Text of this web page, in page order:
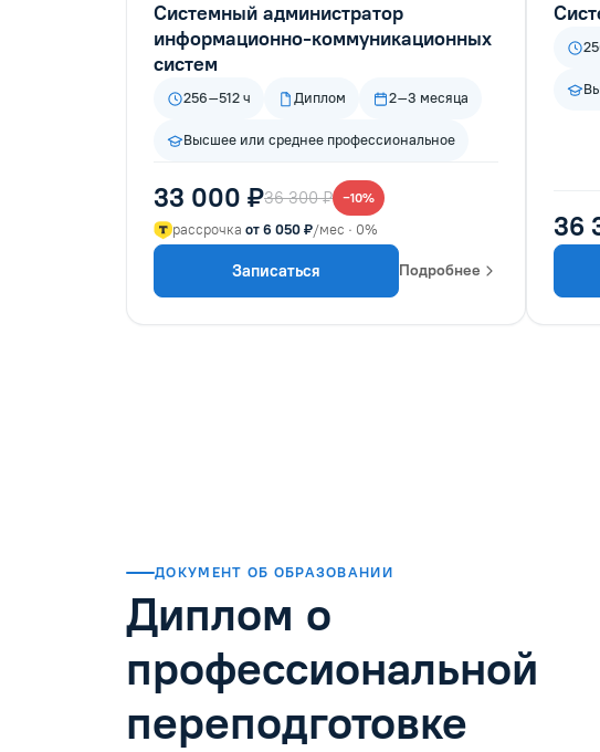
Системный администратор
информационно-коммуникационных
систем
256–512 ч Диплом 2–3 месяца
Высшее или среднее профессиональное
33 000 ₽36 300 ₽ −10%
рассрочка от 6 050 ₽/мес · 0%
Записаться Подробнее
36
ДОКУМЕНТ ОБ ОБРАЗОВАНИИ
Диплом о
профессиональной
переподготовке